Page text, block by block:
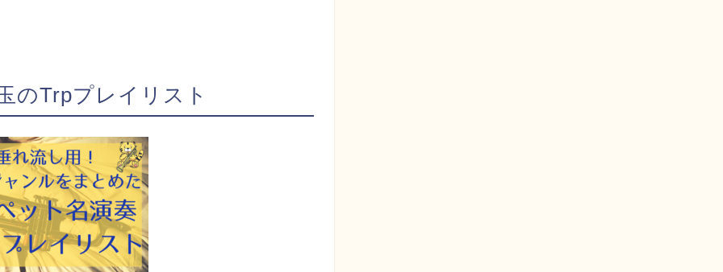
のTrpプレイリスト